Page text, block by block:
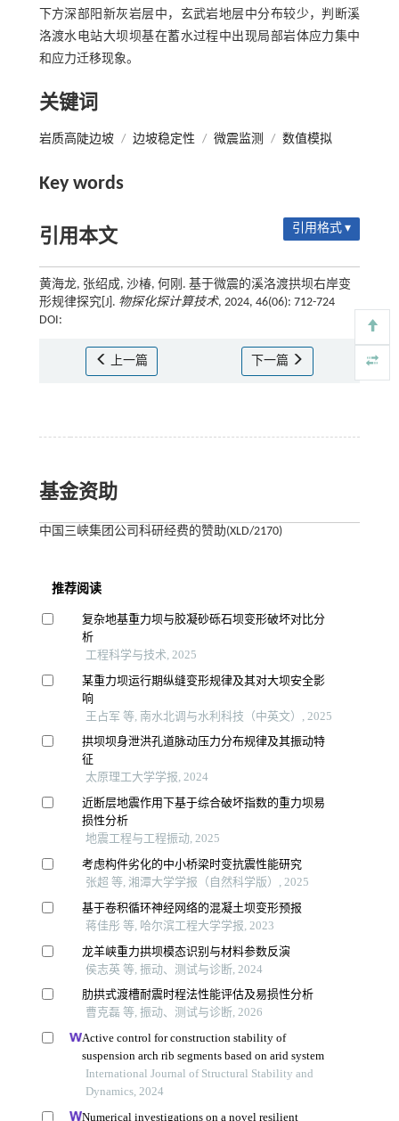
下方深部阳新灰岩层中，玄武岩地层中分布较少，判断溪
洛渡水电站大坝坝基在蓄水过程中出现局部岩体应力集中
和应力迁移现象。
关键词
岩质高陡边坡 / 边坡稳定性 / 微震监测 / 数值模拟
Key words
引用本文 引用格式 ▾
黄海龙, 张绍成, 沙椿, 何刚. 基于微震的溪洛渡拱坝右岸变
形规律探究[J]. 物探化探计算技术, 2024, 46(06): 712-724
DOI:
上一篇 下一篇
基金资助
中国三峡集团公司科研经费的赞助(XLD/2170)